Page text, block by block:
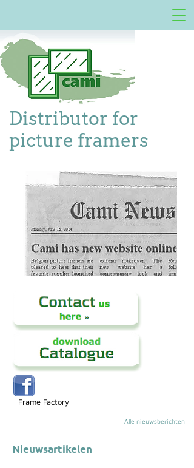
Distributor for
picture framers
Frame Factory
Alle nieuwsberichten
Nieuwsartikelen